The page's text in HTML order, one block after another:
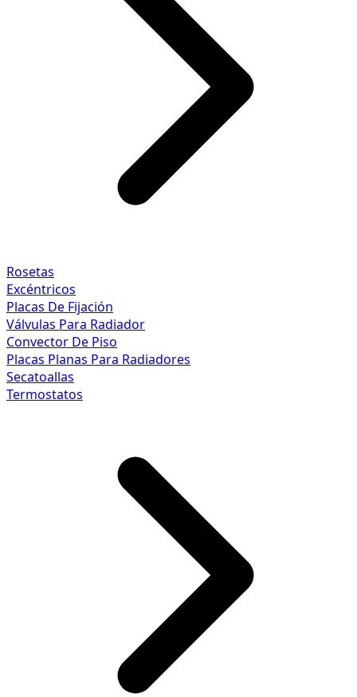
Rosetas
Excéntricos
Placas De Fijación
Válvulas Para Radiador
Convector De Piso
Placas Planas Para Radiadores
Secatoallas
Termostatos